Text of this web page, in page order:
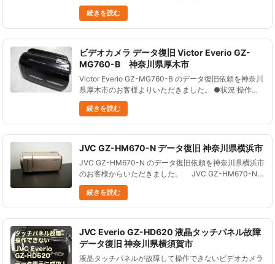
エブリオを使って撮影していたが、 操作ミスでデータ
を消してしまった。 上書き......
続きを読む
ビデオカメラ データ復旧 Victor Everio GZ-
MG760-B 神奈川県厚木市
Victor Everio GZ-MG760-B のデータ復旧依頼を神奈川
県厚木市のお客様よりいただきました。 ●状況 操作を
誤って、必要な動画を削除してしまった。 どうしても
必要なので、動画データを復旧して欲しい！ ●......
続きを読む
JVC GZ-HM670-N データ復旧 神奈川県横浜市
JVC GZ-HM670-N のデータ復旧依頼を神奈川県横浜市
のお客様からいただきました。 JVC GZ-HM670-N
ビデオカメラの操作中に、 誤操作でデータを消してし
まった。 その後は撮......
続きを読む
JVC Everio GZ-HD620 液晶タッチパネル故障
データ復旧 神奈川県横須賀市
液晶タッチパネルが故障して操作できないビデオカメラ